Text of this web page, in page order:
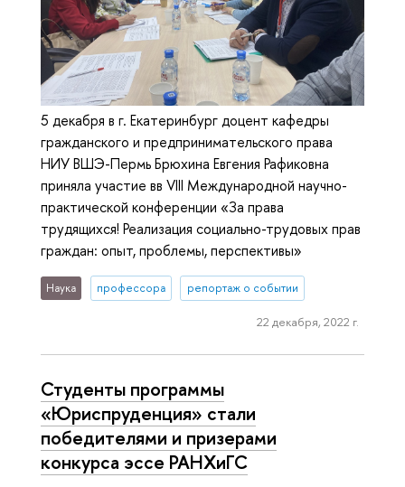
5 декабря в г. Екатеринбург доцент кафедры
гражданского и предпринимательского права
НИУ ВШЭ-Пермь Брюхина Евгения Рафиковна
приняла участие вв VIII Международной научно-
практической конференции «За права
трудящихся! Реализация социально-трудовых прав
граждан: опыт, проблемы, перспективы»
Наука профессора репортаж о событии
22 декабря, 2022 г.
Студенты программы
«Юриспруденция» стали
победителями и призерами
конкурса эссе РАНХиГС